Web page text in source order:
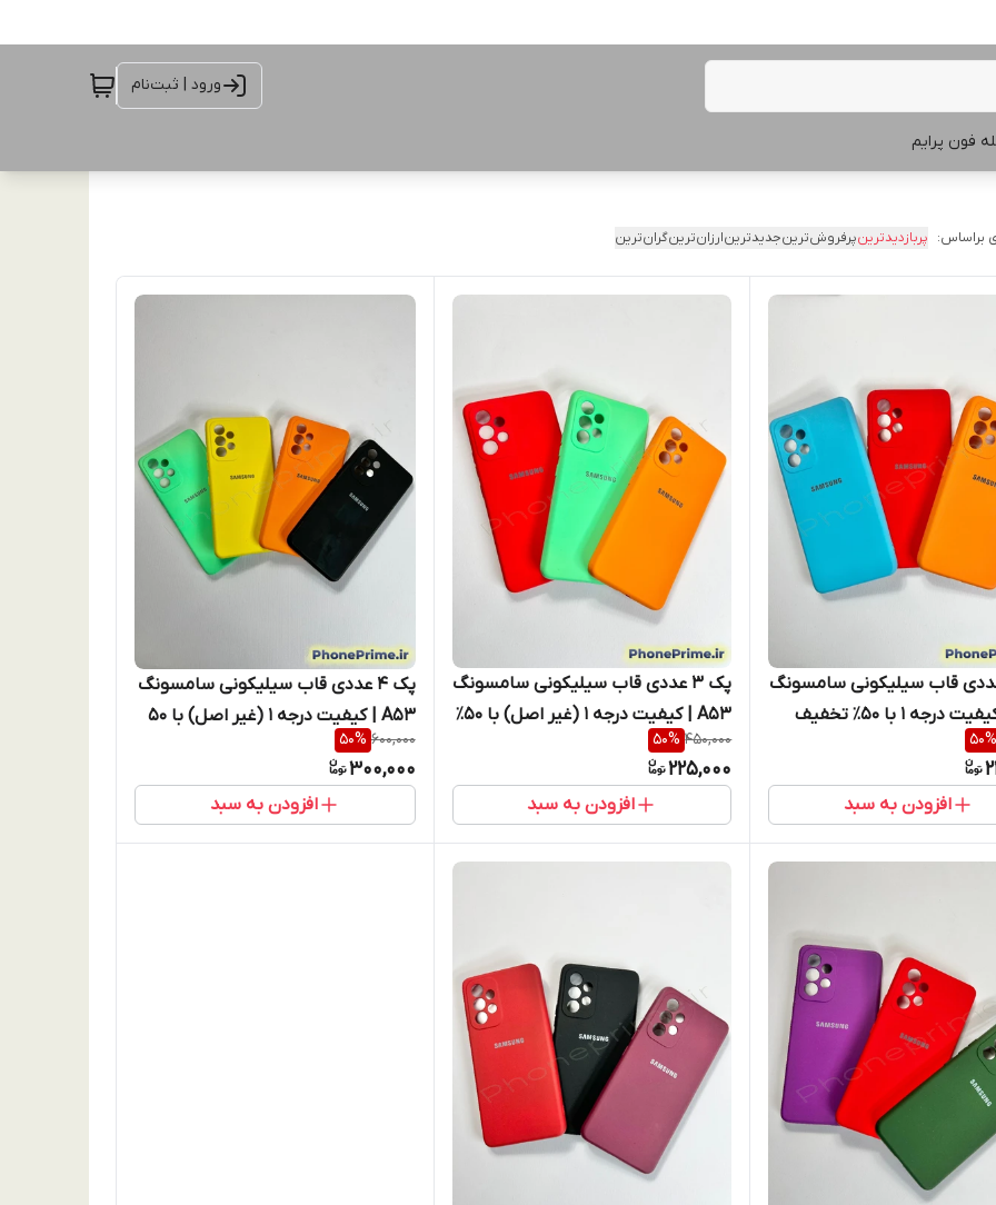
ورود | ثبت‌نام
فون پرایم
براساس: پربازدیدترینپرفروش‌ترینجدیدترینارزان‌ترینگران‌ترین
۳ عددی قاب سیلیکونی سامسونگ
A53 | کیفیت درجه ۱ با ۵۰٪ تخفیف
(نقد و اقساط)
50%
افزودن به سبد
پک ۳ عددی قاب سیلیکونی سامسونگ
A53 | کیفیت درجه ۱ (غیر اصل) با ۵۰٪
تخفیف ویژه انبارگردانی (نقد و اقساط)
450,000
50%
225,000
افزودن به سبد
پک ۴ عددی قاب سیلیکونی سامسونگ
A53 | کیفیت درجه ۱ (غیر اصل) با 50
درصد تخفیف واقعی (نقد و اقساط)
600,000
50%
300,000
افزودن به سبد